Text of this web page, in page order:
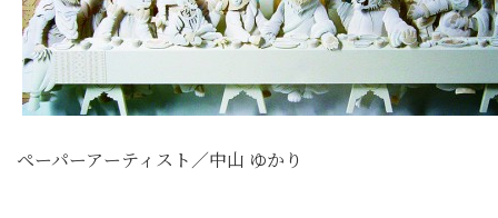
ペーパーアーティスト／中山 ゆかり